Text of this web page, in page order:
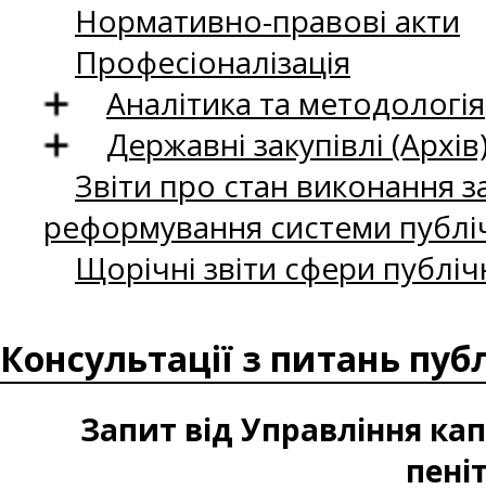
Нормативно-правові акти
Професіоналізація
Аналітика та методологія
Державні закупівлі
Звіти про стан виконання
реформування системи
Щорічні звіти сфери
Консультації з питань
Запит від Управління